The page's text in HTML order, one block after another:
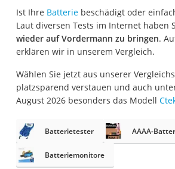
Ist Ihre Batteriebeschädigt oder
Laut diversen Tests im Internet haben
wieder auf Vordermann zu bringen.
erklären wir in unserem Vergleich.
Wählen Sie jetzt aus unserer
platzsparend verstauen und auch
August 2026 besonders das Modell
Batterietester AAAA-
Batteriemonitore